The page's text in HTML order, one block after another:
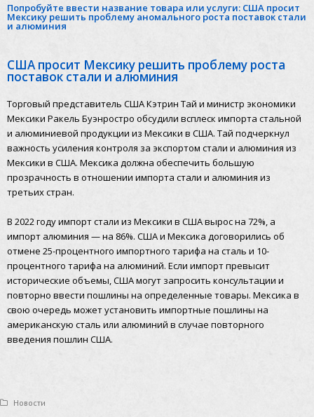
Попробуйте ввести название товара или услуги: США просит
Мексику решить проблему аномального роста поставок стали
и алюминия
США просит Мексику решить проблему роста
поставок стали и алюминия
Торговый представитель США Кэтрин Тай и министр экономики
Мексики Ракель Буэнростро обсудили всплеск импорта стальной
и алюминиевой продукции из Мексики в США. Тай подчеркнул
важность усиления контроля за экспортом стали и алюминия из
Мексики в США. Мексика должна обеспечить большую
прозрачность в отношении импорта стали и алюминия из
третьих стран.
В 2022 году импорт стали из Мексики в США вырос на 72%, а
импорт алюминия — на 86%. США и Мексика договорились об
отмене 25-процентного импортного тарифа на сталь и 10-
процентного тарифа на алюминий. Если импорт превысит
исторические объемы, США могут запросить консультации и
повторно ввести пошлины на определенные товары. Мексика в
свою очередь может установить импортные пошлины на
американскую сталь или алюминий в случае повторного
введения пошлин США.
Новости